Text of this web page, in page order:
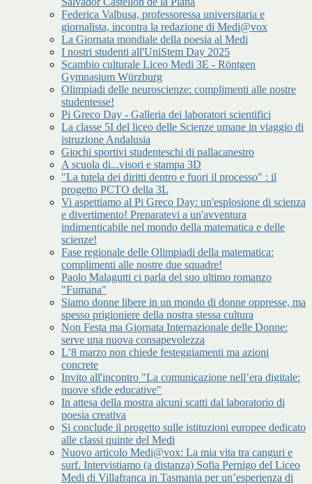
Federica Valbusa, professoressa universitaria e
giornalista, incontra la redazione di Medi@vox
La Giornata mondiale della poesia al Medi
I nostri studenti all'UniStem Day 2025
Scambio culturale Liceo Medi 3E - Röntgen
Gymnasium Würzburg
Olimpiadi delle neuroscienze: complimenti alle nostre
studentesse!
Pi Greco Day - Galleria dei laboratori scientifici
La classe 5I del liceo delle Scienze umane in viaggio di
istruzione Andalusia
Giochi sportivi studenteschi di pallacanestro
A scuola di...visori e stampa 3D
"La tutela dei diritti dentro e fuori il processo" : il
progetto PCTO della 3L
Vi aspettiamo al Pi Greco Day: un'esplosione di scienza
e divertimento! Preparatevi a un'avventura
indimenticabile nel mondo della matematica e delle
scienze!
Fase regionale delle Olimpiadi della matematica:
complimenti alle nostre due squadre!
Paolo Malagutti ci parla del suo ultimo romanzo
"Fumana"
Siamo donne libere in un mondo di donne oppresse, ma
spesso prigioniere della nostra stessa cultura
Non Festa ma Giornata Internazionale delle Donne:
serve una nuova consapevolezza
L’8 marzo non chiede festeggiamenti ma azioni
concrete
Invito all'incontro "La comunicazione nell’era digitale:
nuove sfide educative"
In attesa della mostra alcuni scatti dal laboratorio di
poesia creativa
Si conclude il progetto sulle istituzioni europee dedicato
alle classi quinte del Medi
Nuovo articolo Medi@vox: La mia vita tra canguri e
surf. Intervistiamo (a distanza) Sofia Pernigo del Liceo
Medi di Villafranca in Tasmania per un’esperienza di